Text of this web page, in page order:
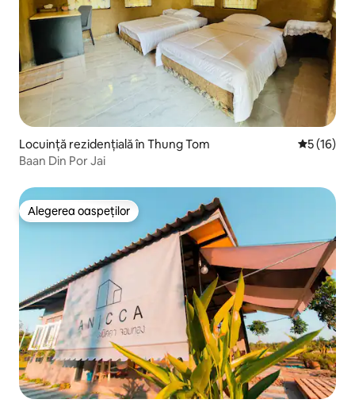
Locuință rezidențială în Thung Tom Scor
5 (16)
Baan Din Por Jai
Alegerea oaspeților
Alegerea oaspeților